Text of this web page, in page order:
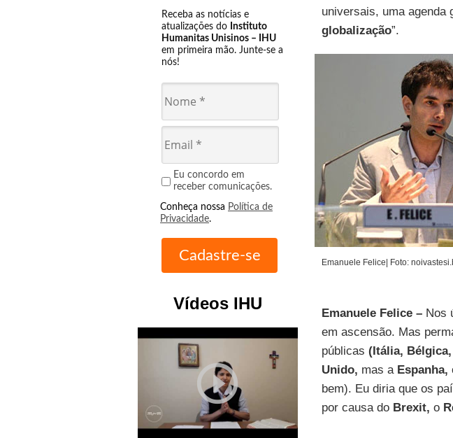
Receba as notícias e
atualizações do Instituto
Humanitas Unisinos – IHU
em primeira mão. Junte-se a
nós!
Eu concordo em
receber comunicações.
Conheça nossa Política de
Privacidade.
Vídeos IHU
play_circle_outline
universais, uma agenda
globalização”.
Emanuele Felice| Foto:
Emanuele Felice –Nos
em ascensão. Mas
públicas (Itália,
Unido, mas a Espanha,
bem). Eu diria que os
por causa do Brexit, o